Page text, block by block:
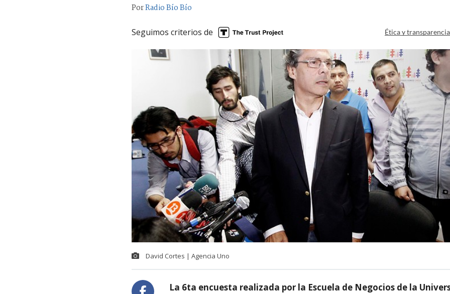
PorRadio Bío Bío
Seguimos criterios de Ética y
David Cortes | Agencia Uno
La 6ta encuesta realizada por la Escuela de Negocios de la